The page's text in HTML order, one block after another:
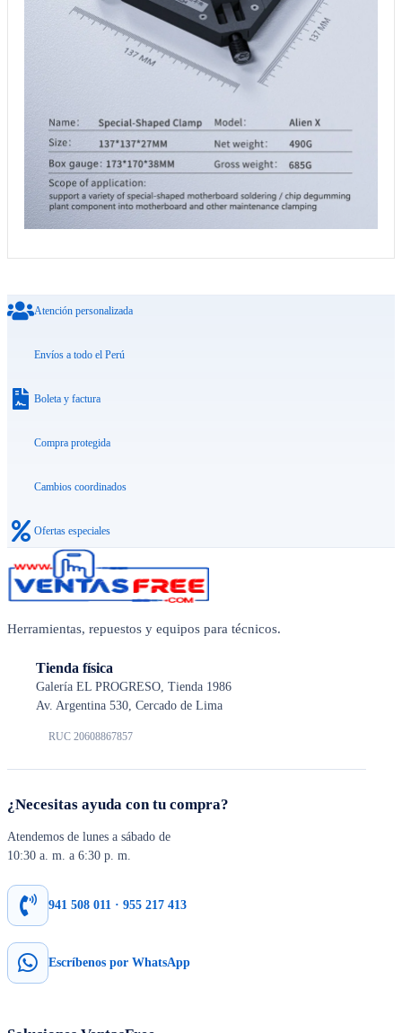
Atención personalizada
Envíos a todo el Perú
Boleta y factura
Compra protegida
Cambios coordinados
Ofertas especiales
Herramientas, repuestos y equipos para técnicos.
Tienda física
Galería EL PROGRESO, Tienda 1986
Av. Argentina 530, Cercado de Lima
RUC 20608867857
¿Necesitas ayuda con tu compra?
Atendemos de lunes a sábado de
10:30 a. m. a 6:30 p. m.
941 508 011 · 955 217 413
Escríbenos por WhatsApp